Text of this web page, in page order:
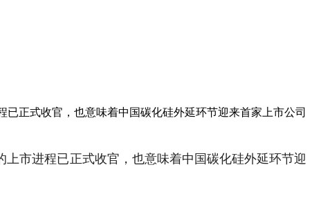
正式收官，也意味着中国碳化硅外延环节迎来首家上市公司
市进程已正式收官，也意味着中国碳化硅外延环节迎